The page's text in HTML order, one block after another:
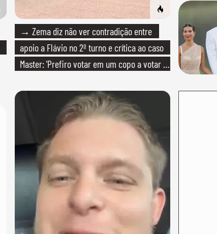
→ Zema diz não ver contradição entre
apoio a Flávio no 2º turno e crítica ao caso
Master: 'Prefiro votar em um copo a votar no